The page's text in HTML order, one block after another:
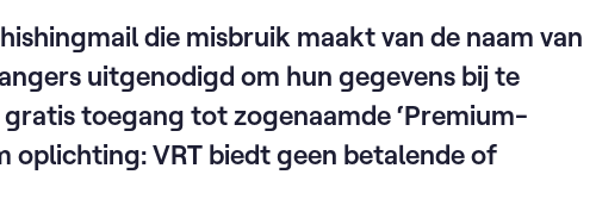
die misbruik maakt van de naam van
uitgenodigd om hun gegevens bij te
toegang tot zogenaamde ‘Premium-
oplichting: VRT biedt geen betalende of